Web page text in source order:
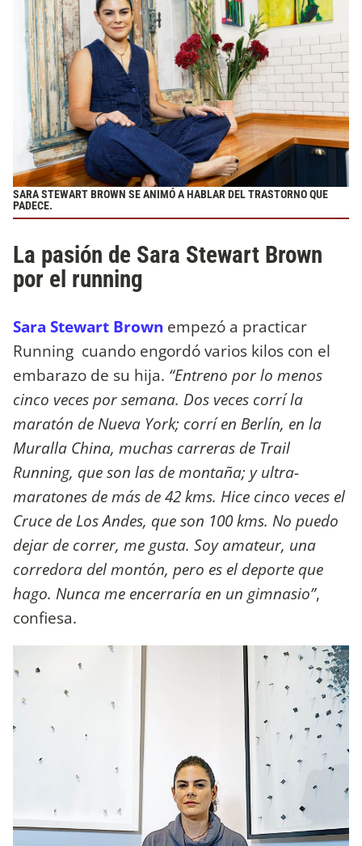
SARA STEWART BROWN SE ANIMÓ A HABLAR DEL TRASTORNO QUE
PADECE.
La pasión de Sara Stewart Brown
por el running
Sara Stewart Brown empezó a practicar
Running cuando engordó varios kilos con el
embarazo de su hija. “Entreno por lo menos
cinco veces por semana. Dos veces corrí la
maratón de Nueva York; corrí en Berlín, en la
Muralla China, muchas carreras de Trail
Running, que son las de montaña; y ultra-
maratones de más de 42 kms. Hice cinco veces el
Cruce de Los Andes, que son 100 kms. No puedo
dejar de correr, me gusta. Soy amateur, una
corredora del montón, pero es el deporte que
hago. Nunca me encerraría en un gimnasio”,
confiesa.